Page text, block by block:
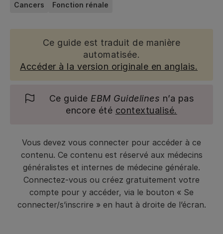
Cancers
Fonction rénale
Ce guide est traduit de manière
automatisée.
Accéder à la version originale en anglais.
Ce guide EBM Guidelines n’a pas
encore été contextualisé.
Vous devez vous connecter pour accéder à ce
contenu. Ce contenu est réservé aux médecins
généralistes et internes de médecine générale.
Connectez-vous ou créez gratuitement votre
compte pour y accéder, via le bouton « Se
connecter/s’inscrire » en haut à droite de l’écran.